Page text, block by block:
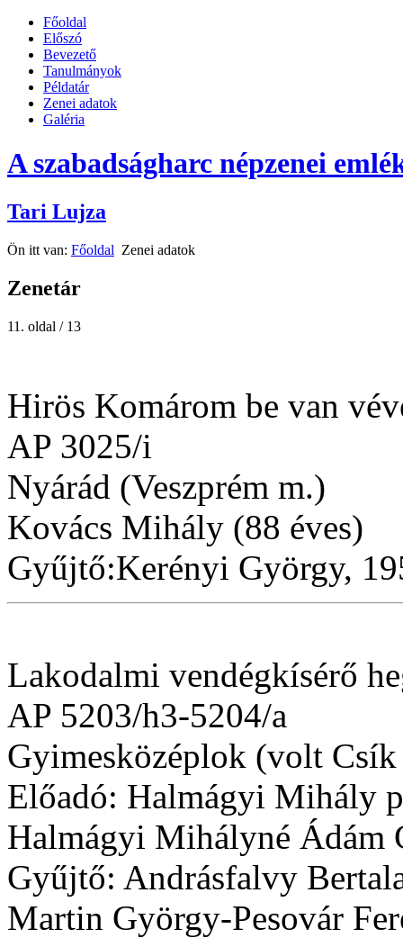
Főoldal
Előszó
Bevezető
Tanulmányok
Példatár
Zenei adatok
Galéria
A szabadságharc népzenei
Tari Lujza
Ön itt van: Főoldal Zenei adatok
Zenetár
11. oldal / 13
Hirös Komárom be van
AP 3025/i
Nyárád (Veszprém m.)
Kovács Mihály (88 éves)
Gyűjtő:Kerényi György,
Lakodalmi vendégkísérő
AP 5203/h3-5204/a
Gyimesközéplok (volt
Előadó: Halmágyi Mihály
Halmágyi Mihályné Ádám
Gyűjtő: Andrásfalvy
Martin György-Pesovár